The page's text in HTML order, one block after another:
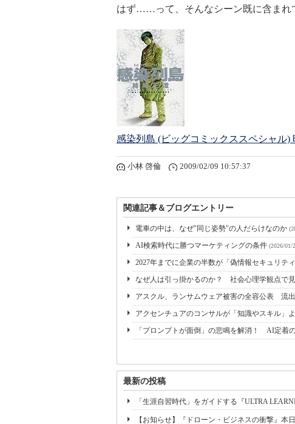
はず……って、そんなシーン既に含まれ
感染列島 (ビッグコミックススペシャル)
小林 啓倫 2009/02/09 10:57:37
関連記事＆ブログエントリー
電車の中は、なぜ"同じ姿勢"の人だらけなのか
AI検索時代に勝つマーケティングの条件 (2026/01/
2027年までに企業の半数が「偽情報セキュリテ
なぜ人は引っ掛かるのか？ 社会心理学観点で
アスクル、ランサムウェア被害の全容公表 流
アクセンチュアのコンサルが「知識やスキル」
「プロンプトが面倒」の悲鳴を解消！ AI定着
最新の投稿
「生涯自習時代」をガイドする『ULTRA
【お知らせ】『ドローン・ビジネスの衝撃』本日